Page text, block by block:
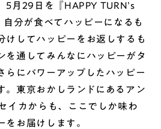
5月29日を『HAPPY TURN’s
分が食べてハッピーになるも
けしてハッピーをお返しするも
を通してみんなにハッピーがタ
らにパワーアップしたハッピー
。東京おかしランドにあるアン
イカからも、ここでしか味わ
をお届けします。